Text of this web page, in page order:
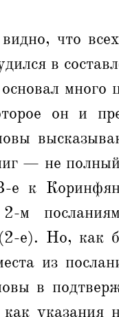
что
в
много
он и
— не
к
м
е). Но, как
из
в
указания